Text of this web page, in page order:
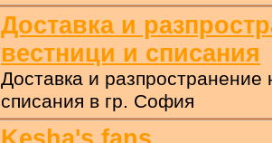
Доставка и
вестници и списания
Доставка и разпространение
списания в гр. София